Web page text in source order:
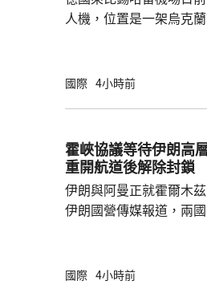
資1.5億美元。另外，華
人機，位置是一架烏克
德國大使館事隔兩日後
緒，對此表示關切。 德
件召開國家安全委員會
國際 4小時前
霍峽協議等待伊朗高
重開航道後解除封鎖
伊朗與阿曼正就霍爾木
伊朗國營傳媒報道，兩
取得進展，可能於未來
國際 4小時前